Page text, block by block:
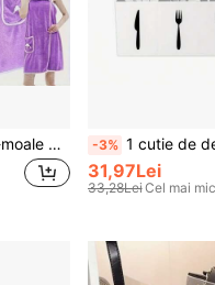
1 buc prosop de baie ultra-moale din microfibră, halat de baie super absorbant cu uscare rapidă și buzunare, fustă de baie pentru adulți din material tricotat cu tematică spațială, fustă de saună din fleece coral, prosop de baie cu decor de fundă, 100% poliester, fără parfum, fără parfum pentru femei, accesoriu de baie spa, decor de baie pentru vară, nuntă, casă, înapoi la școală -3% 1 cutie de depozitare pentru vesela din acril, suport transparent pentru lingura si furculita, frumos
31,97Lei
33,28LeiCel mai